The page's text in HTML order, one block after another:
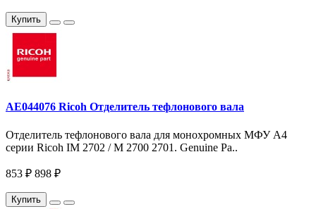
Купить
AE044076 Ricoh Отделитель тефлонового вала
Отделитель тефлонового вала для монохромных МФУ A4
серии Ricoh IM 2702 / M 2700 2701. Genuine Pa..
853 ₽ 898 ₽
Купить